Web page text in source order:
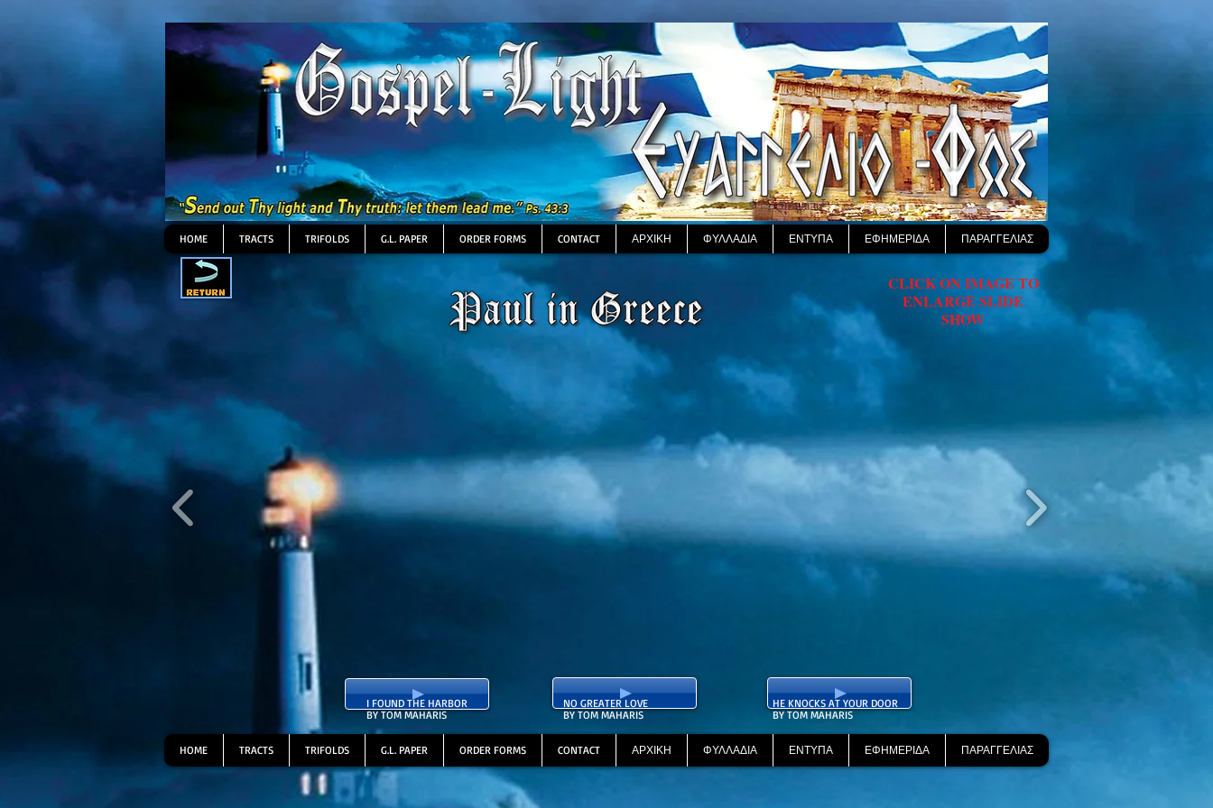
CLICK ON IMAGE ​TO
ENLARGE SLIDE
SHOW
​I FOUND THE HARBOR
BY TOM MAHARIS
​NO GREATER LOVE
BY TOM MAHARIS
HE KNOCKS AT YOUR DOOR
BY TOM MAHARIS
HOME TRACTS TRIFOLDS G.L. PAPER ORDER FORMS CONTACT ΑΡΧΙΚΗ ΦΥΛΛΑΔΙΑ ΕΝΤΥΠΑ ΕΦΗΜΕΡΙΔΑ ΠΑΡΑΓΓΕΛΙΑΣ
HOME TRACTS TRIFOLDS G.L. PAPER ORDER FORMS CONTACT ΑΡΧΙΚΗ ΦΥΛΛΑΔΙΑ ΕΝΤΥΠΑ ΕΦΗΜΕΡΙΔΑ ΠΑΡΑΓΓΕΛΙΑΣ